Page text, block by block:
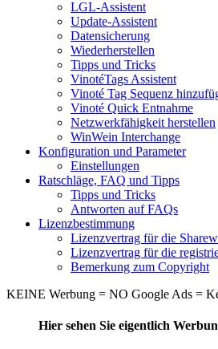
LGL-Assistent
Update-Assistent
Datensicherung
Wiederherstellen
Tipps und Tricks
VinotéTags Assistent
Vinoté Tag Sequenz
Vinoté Quick Entnahme
Netzwerkfähigkeit herstellen
WinWein Interchange
Konfiguration und Parameter
Einstellungen
Ratschläge, FAQ und Tipps
Tipps und Tricks
Antworten auf FAQs
Lizenzbestimmung
Lizenzvertrag für die
Lizenzvertrag für die
Bemerkung zum Copyright
KEINE Werbung = NO Google Ads =
Hier sehen Sie eigentlich